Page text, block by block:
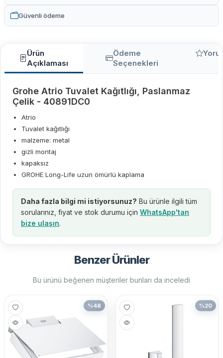
Güvenli ödeme
Ürün
Açıklaması
Ödeme
Seçenekleri
Grohe Atrio Tuvalet Kağıtlığı, Paslanmaz
Çelik - 40891DC0
Atrio
Tuvalet kağıtlığı
malzeme: metal
gizli montaj
kapaksız
GROHE Long-Life uzun ömürlü kaplama
Daha fazla bilgi mi istiyorsunuz? Bu ürünle ilgili tüm
sorularınız, fiyat ve stok durumu için WhatsApp'tan
bize ulaşın.
Benzer Ürünler
Bu ürünü beğenen müşteriler bunları da inceledi
%48 %20